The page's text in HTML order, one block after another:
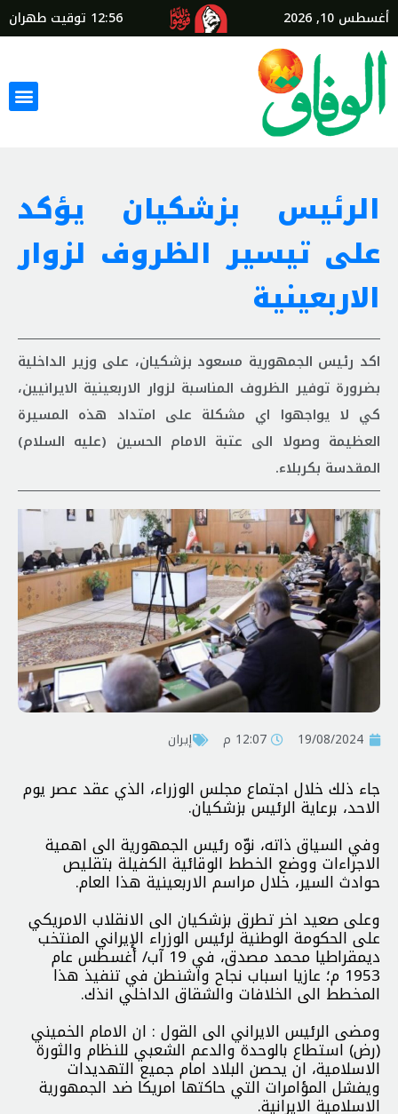
أغسطس 10, 2026 12:56 توقيت طهران
الرئيس بزشكيان يؤكد
على تيسير الظروف لزوار
الاربعينية
اكد رئيس الجمهورية مسعود بزشكيان، على وزير الداخلية
بضرورة توفير الظروف المناسبة لزوار الاربعينية الايرانيين،
كي لا يواجهوا اي مشكلة على امتداد هذه المسيرة
العظيمة وصولا الى عتبة الامام الحسين (عليه السلام)
المقدسة بكربلاء.
19/08/2024 12:07 م إيران
جاء ذلك خلال اجتماع مجلس الوزراء، الذي عقد عصر يوم
الاحد، برعاية الرئيس بزشكيان.
وفي السياق ذاته، نوّه رئيس الجمهورية الى اهمية
الاجراءات ووضع الخطط الوقائية الكفيلة بتقليص
حوادث السير، خلال مراسم الاربعينية هذا العام.
وعلى صعيد اخر تطرق بزشكيان الى الانقلاب الامريكي
علی الحکومة الوطنیة لرئيس الوزراء الإيراني المنتخب
ديمقراطيا محمد مصدق، في 19 آب/ أغسطس عام
1953 م؛ عازيا اسباب نجاح واشنطن في تنفيذ هذا
المخطط الى الخلافات والشقاق الداخلي انذك.
ومضى الرئيس الايراني الى القول : ان الامام الخميني
(رض) استطاع بالوحدة والدعم الشعبي للنظام والثورة
الاسلامية، ان يحصن البلاد امام جميع التهديدات
ويفشل المؤامرات التي حاكتها امريكا ضد الجمهورية
الاسلامية الايرانية.